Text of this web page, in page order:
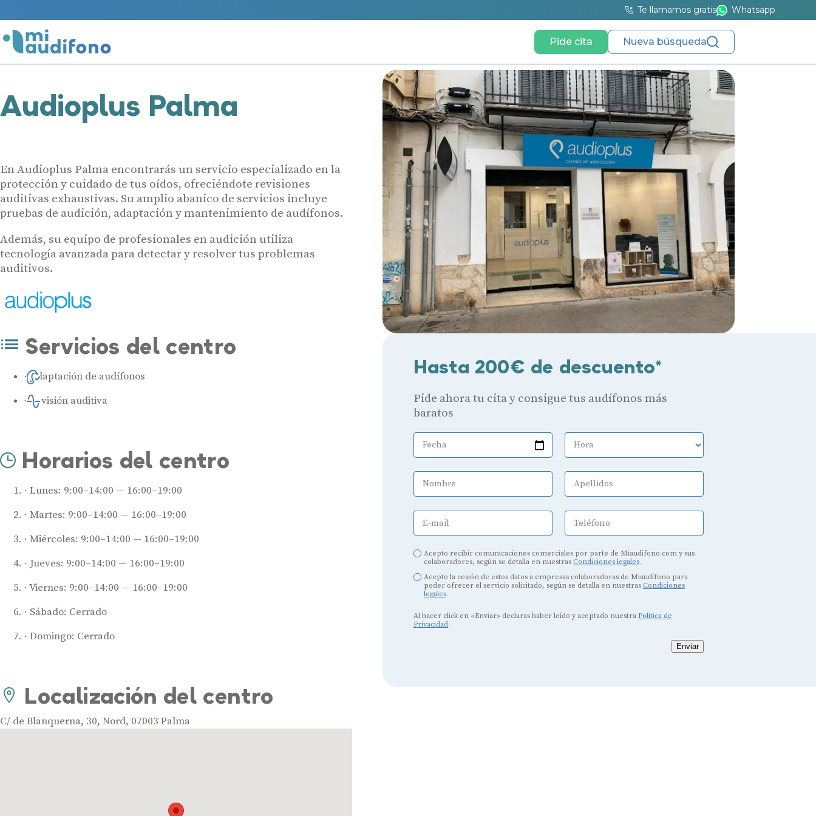
Te llamamos gratis Whatsapp
Pide cita Nueva búsqueda
Audioplus Palma
En Audioplus Palma encontrarás un servicio especializado en la
protección y cuidado de tus oídos, ofreciéndote revisiones
auditivas exhaustivas. Su amplio abanico de servicios incluye
pruebas de audición, adaptación y mantenimiento de audífonos.
Además, su equipo de profesionales en audición utiliza
tecnología avanzada para detectar y resolver tus problemas
auditivos.
Hasta 200€ de descuento*
Pide ahora tu cita y consigue tus audífonos más
baratos
Fecha Hora
Nombre Apellidos
E-mail Teléfono
Acepto recibir comunicaciones comerciales por parte de Miaudifono.com y sus
colaboradores, según se detalla en nuestras Condiciones legales.
Acepto la cesión de estos datos a empresas colaboradoras de Miaudífono para
poder ofrecer el servicio solicitado, según se detalla en nuestras Condiciones
legales.
Al hacer click en «Enviar» declaras haber leído y aceptado nuestra Política de
Privacidad.
Enviar
Servicios del centro
Adaptación de audífonos
Revisión auditiva
Horarios del centro
Lunes: 9:00–14:00 — 16:00–19:00
Martes: 9:00–14:00 — 16:00–19:00
Miércoles: 9:00–14:00 — 16:00–19:00
Jueves: 9:00–14:00 — 16:00–19:00
Viernes: 9:00–14:00 — 16:00–19:00
Sábado: Cerrado
Domingo: Cerrado
Localización del centro
C/ de Blanquerna, 30, Nord, 07003 Palma
Audífonos
Mejores marcas de audífonos
Tipos de audífonos para la sordera
Audífonos baratos
Audífonos invisibles